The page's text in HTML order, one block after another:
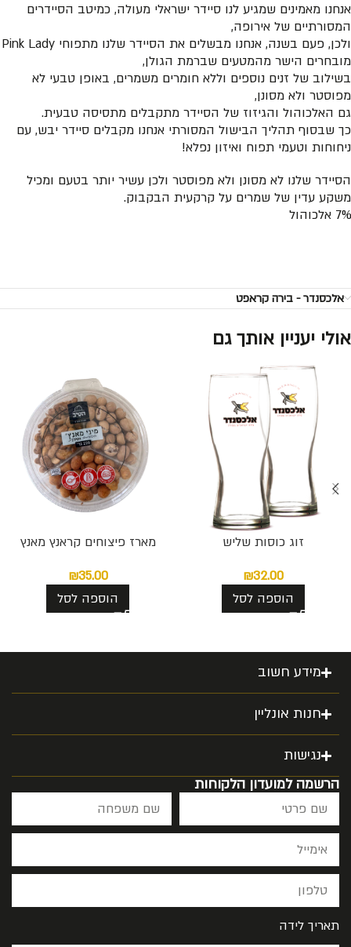
אנחנו מאמינים שמגיע לנו סיידר ישראלי מעולה, כמיטב הסיידרים
המסורתיים של אירופה,
ולכן, פעם בשנה, אנחנו מבשלים את הסיידר שלנו מתפוחי Pink Lady
מובחרים הישר מהמטעים שברמת הגולן,
בשילוב של זנים נוספים וללא חומרים משמרים, באופן טבעי לא
מפוסטר ולא מסונן,
גם האלכוהול והגיזוז של הסיידר מתקבלים מתסיסה טבעית.
כך שבסוף תהליך הבישול המסורתי אנחנו מקבלים סיידר יבש, עם
ניחוחות וטעמי תפוח ואיזון נפלא!
הסיידר שלנו לא מסונן ולא מפוסטר ולכן עשיר יותר בטעם ומכיל
משקע עדין של שמרים על קרקעית הבקבוק.
7% אלכוהול
אלכסנדר - בירה קראפט
אולי יעניין אותך גם
זוג כוסות שליש
₪32.00
הוספה לסל
מארז פיצוחים קראנץ מאנץ
₪35.00
הוספה לסל
מידע חשוב
חנות אונליין
נגישות
הרשמה למועדון הלקוחות
תאריך לידה